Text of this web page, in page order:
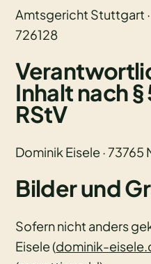
Amtsgericht Stuttgart
726128
Inhalt nach §
RStV
Dominik Eisele · 73765
Bilder und
Sofern nicht anders
Eisele (dominik-